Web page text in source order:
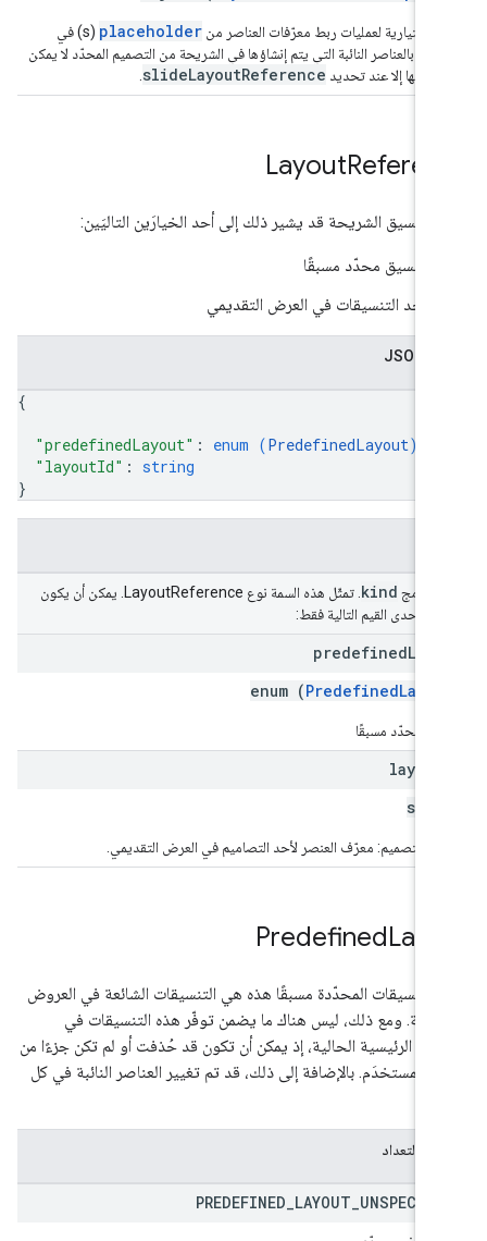
اختيارية لعمليات ربط معرّفات العناصر منplaceholder
(s) في
بالعناصر النائبة التي يتم إنشاؤها في الشريحة من التصميم المحدّد لا يمكن
إلا عند تحديد slideLayoutReference
.
Layout
لتنسيق الشريحة قد يشير ذلك إلى أحد الخيارَين التاليَين:
تنسيق محدّد مسبقًا
أحد التنسيقات في العرض التقديمي
"predefinedLayout": enum (PredefinedLayout
"layoutId": string
kind. تمثّل هذه السمة نوع LayoutReference. يمكن أن يكون
إحدى القيم التالية فقط:
predefined
enum (
محدّد مسبقًا
التصميم: معرّف العنصر لأحد التصاميم في العرض التقديمي.
Predefined
التنسيقات المحدّدة مسبقًا هذه هي التنسيقات الشائعة في العروض
ومع ذلك، ليس هناك ما يضمن توفّر هذه التنسيقات في
الرئيسية الحالية، إذ يمكن أن تكون قد حُذفت أو لم تكن جزءًا من
المستخدَم. بالإضافة إلى ذلك، قد تم تغيير العناصر النائبة في كل
PREDEFINED_LAYOUT_